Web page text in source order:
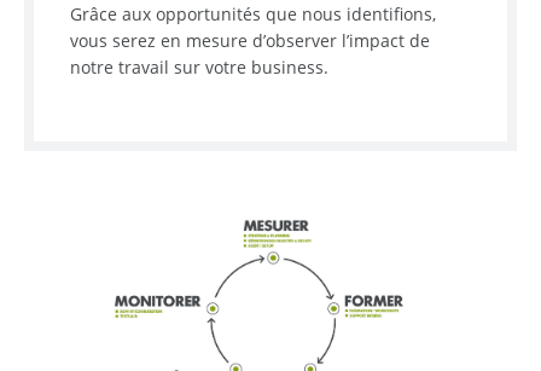
Grâce aux opportunités que nous identifions,
vous serez en mesure d’observer l’impact de
notre travail sur votre business.